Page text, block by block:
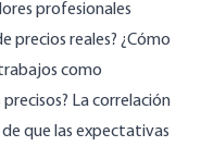
profesionales
precios reales? ¿Cómo
como
La correlación
que las expectativas